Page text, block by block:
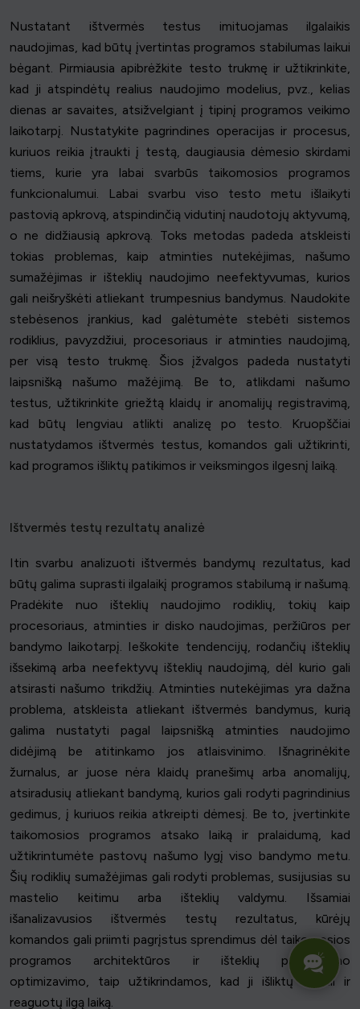
Nustatant ištvermės testus imituojamas ilgalaikis
naudojimas, kad būtų įvertintas programos stabilumas laikui
bėgant. Pirmiausia apibrėžkite testo trukmę ir užtikrinkite,
kad ji atspindėtų realius naudojimo modelius, pvz., kelias
dienas ar savaites, atsižvelgiant į tipinį programos veikimo
laikotarpį. Nustatykite pagrindines operacijas ir procesus,
kuriuos reikia įtraukti į testą, daugiausia dėmesio skirdami
tiems, kurie yra labai svarbūs taikomosios programos
funkcionalumui. Labai svarbu viso testo metu išlaikyti
pastovią apkrovą, atspindinčią vidutinį naudotojų aktyvumą,
o ne didžiausią apkrovą. Toks metodas padeda atskleisti
tokias problemas, kaip atminties nutekėjimas, našumo
sumažėjimas ir išteklių naudojimo neefektyvumas, kurios
gali neišryškėti atliekant trumpesnius bandymus. Naudokite
stebėsenos įrankius, kad galėtumėte stebėti sistemos
rodiklius, pavyzdžiui, procesoriaus ir atminties naudojimą,
per visą testo trukmę. Šios įžvalgos padeda nustatyti
laipsnišką našumo mažėjimą. Be to, atlikdami našumo
testus, užtikrinkite griežtą klaidų ir anomalijų registravimą,
kad būtų lengviau atlikti analizę po testo. Kruopščiai
nustatydamos ištvermės testus, komandos gali užtikrinti,
kad programos išliktų patikimos ir veiksmingos ilgesnį laiką.
Ištvermės testų rezultatų analizė
Itin svarbu analizuoti ištvermės bandymų rezultatus, kad
būtų galima suprasti ilgalaikį programos stabilumą ir našumą.
Pradėkite nuo išteklių naudojimo rodiklių, tokių kaip
procesoriaus, atminties ir disko naudojimas, peržiūros per
bandymo laikotarpį. Ieškokite tendencijų, rodančių išteklių
išsekimą arba neefektyvų išteklių naudojimą, dėl kurio gali
atsirasti našumo trikdžių. Atminties nutekėjimas yra dažna
problema, atskleista atliekant ištvermės bandymus, kurią
galima nustatyti pagal laipsnišką atminties naudojimo
didėjimą be atitinkamo jos atlaisvinimo. Išnagrinėkite
žurnalus, ar juose nėra klaidų pranešimų arba anomalijų,
atsiradusių atliekant bandymą, kurios gali rodyti pagrindinius
gedimus, į kuriuos reikia atkreipti dėmesį. Be to, įvertinkite
taikomosios programos atsako laiką ir pralaidumą, kad
užtikrintumėte pastovų našumo lygį viso bandymo metu.
Šių rodiklių sumažėjimas gali rodyti problemas, susijusias su
mastelio keitimu arba išteklių valdymu. Išsamiai
išanalizavusios ištvermės testų rezultatus, kūrėjų
komandos gali priimti pagrįstus sprendimus dėl taikomosios
programos architektūros ir išteklių paskirstymo
optimizavimo, taip užtikrindamos, kad ji išliktų stabili ir
reaguotų ilgą laiką.